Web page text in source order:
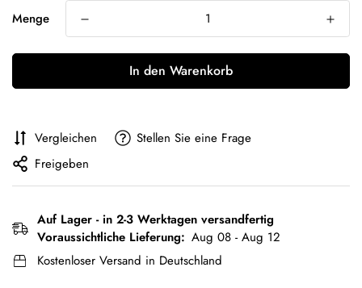
Menge
In den Warenkorb
Vergleichen
Stellen Sie eine Frage
Freigeben
Auf Lager - in 2-3 Werktagen versandfertig
Voraussichtliche Lieferung: Aug 08 - Aug 12
Kostenloser Versand in Deutschland